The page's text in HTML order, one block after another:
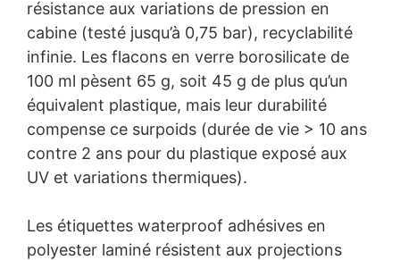
résistance aux variations de pression en
cabine (testé jusqu’à 0,75 bar), recyclabilité
infinie. Les flacons en verre borosilicate de
100 ml pèsent 65 g, soit 45 g de plus qu’un
équivalent plastique, mais leur durabilité
compense ce surpoids (durée de vie > 10 ans
contre 2 ans pour du plastique exposé aux
UV et variations thermiques).
Les étiquettes waterproof adhésives en
polyester laminé résistent aux projections